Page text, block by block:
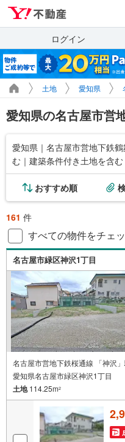
ログイン
土地 愛知県
愛知県の名古屋市営
愛知県｜名古屋市営地下鉄
む｜建築条件付き土地を含む
おすすめ順
161 件
すべての物件をチェ
名古屋市緑区神沢1丁目
名古屋市営地下鉄桜通線 「神沢
愛知県名古屋市緑区神沢1丁目
土地114.25m2